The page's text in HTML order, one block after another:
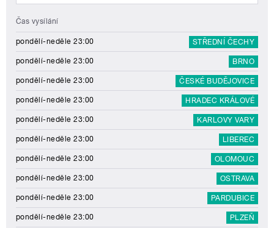
Čas vysílání
pondělí-neděle 23:00 STŘEDNÍ ČECHY
pondělí-neděle 23:00 BRNO
pondělí-neděle 23:00 ČESKÉ BUDĚJOVICE
pondělí-neděle 23:00 HRADEC KRÁLOVÉ
pondělí-neděle 23:00 KARLOVY VARY
pondělí-neděle 23:00 LIBEREC
pondělí-neděle 23:00 OLOMOUC
pondělí-neděle 23:00 OSTRAVA
pondělí-neděle 23:00 PARDUBICE
pondělí-neděle 23:00 PLZEŇ